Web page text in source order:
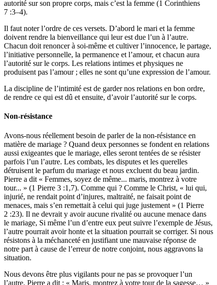
autorité sur son propre corps, mais c’est la femme (1 Corinthiens
7 :3–4).
Il faut noter l’ordre de ces versets. D’abord le mari et la femme
doivent rendre la bienveillance qui leur est due l’un à l’autre.
Chacun doit renoncer à soi-même et cultiver l’innocence, le partage,
l’initiative personnelle, la permanence et l’amour, et chacun aura
l’autorité sur le corps. Les relations intimes et physiques ne
produisent pas l’amour ; elles ne sont qu’une expression de l’amour.
La discipline de l’intimité est de garder nos relations en bon ordre,
de rendre ce qui est dû et ensuite, d’avoir l’autorité sur le corps.
Non-résistance
Avons-nous réellement besoin de parler de la non-résistance en
matière de mariage ? Quand deux personnes se fondent en relations
aussi exigeantes que le mariage, elles seront tentées de se résister
parfois l’un l’autre. Les combats, les disputes et les querelles
détruisent le parfum du mariage et nous excluent du beau jardin.
Pierre a dit « Femmes, soyez de même... maris, montrez à votre
tour... » (1 Pierre 3 :1,7). Comme qui ? Comme le Christ, « lui qui,
injurié, ne rendait point d’injures, maltraité, ne faisait point de
menaces, mais s’en remettait à celui qui juge justement » (1 Pierre
2 :23). Il ne devrait y avoir aucune rivalité ou aucune menace dans
le mariage, Si même l’un d’entre eux peut suivre l’exemple de Jésus,
l’autre pourrait avoir honte et la situation pourrait se corriger. Si nous
résistons à la méchanceté en justifiant une mauvaise réponse de
notre part à cause de l’erreur de notre conjoint, nous aggravons la
situation.
Nous devons être plus vigilants pour ne pas se provoquer l’un
l’autre. Pierre a dit : « Maris, montrez à votre tour de la sagesse… »